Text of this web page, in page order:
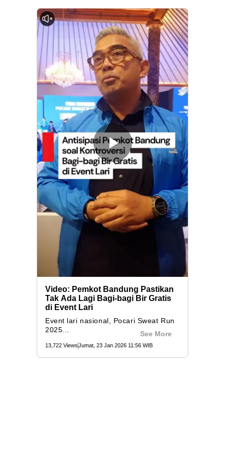
0:00
Memutarkan
Video
Video: Pemkot Bandung Pastikan
Tak Ada Lagi Bagi-bagi Bir Gratis
di Event Lari
Event lari nasional, Pocari Sweat Run
2025...
See More
13,722 ViewsJumat, 23 Jan 2026 11:56 WIB